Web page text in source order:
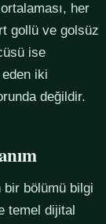
her
gollü ve golsüz
ise
iki
değildir.
bir bölümü bilgi
temel dijital